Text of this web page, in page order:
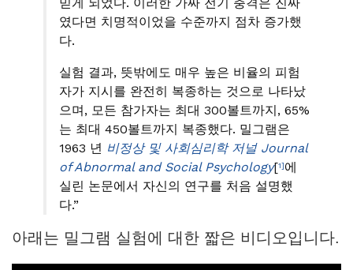
였다면 치명적이었을 수준까지 점차 증가했
다.
실험 결과, 뜻밖에도 매우 높은 비율의 피험
자가 지시를 완전히 복종하는 것으로 나타났
으며, 모든 참가자는 최대 300볼트까지, 65%
는 최대 450볼트까지 복종했다. 밀그램은
1963 년 비정상 및 사회심리학 저널 Journal
of Abnormal and Social Psychology[1]에
실린 논문에서 자신의 연구를 처음 설명했
다.”
아래는 밀그램 실험에 대한 짧은 비디오입니다.